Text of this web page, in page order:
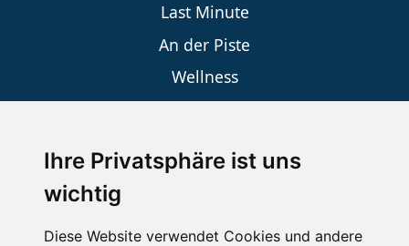
Ihre Privatsphäre ist uns
wichtig
Diese Website verwendet Cookies und andere
Last Minute
An der Piste
Wellness
SCHNEEHÖHEN SKI APP
Die Schneehoehen Ski APP für iOS und Android - Ein
Muss für alle Wintersportler und Schneefreaks!